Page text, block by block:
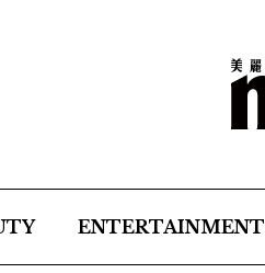
ENTERTAINMENT